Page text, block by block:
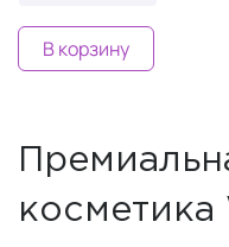
В корзину
косметика